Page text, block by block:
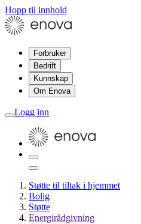
Hopp til innhold
Forbruker
Bedrift
Kunnskap
Om Enova
Logg inn
Støtte til tiltak i hjemmet
Bolig
Støtte
Energirådgivning